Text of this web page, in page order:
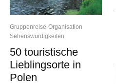
Gruppenreise-Organisation
Sehenswürdigkeiten
50 touristische
Lieblingsorte in
Polen